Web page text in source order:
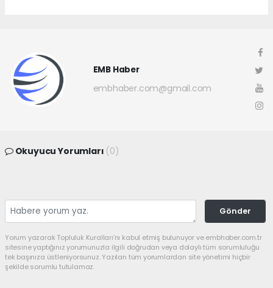
EMB Haber
embhaber.com@gmail.com
Okuyucu Yorumları (0)
Gönder
Yorum yazarak Topluluk Kuralları’nı kabul etmiş bulunuyor ve embhaber.com.tr
sitesine yaptığınız yorumunuzla ilgili doğrudan veya dolaylı tüm sorumluluğu
tek başınıza üstleniyorsunuz. Yazılan tüm yorumlardan site yönetimi hiçbir
şekilde sorumlu tutulamaz.